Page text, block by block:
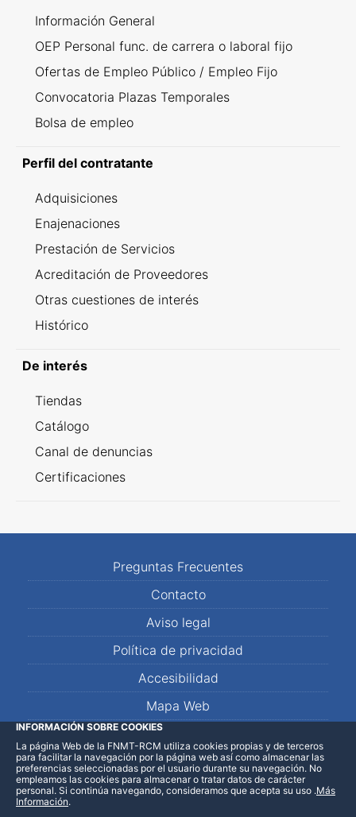
Información General
OEP Personal func. de carrera o laboral fijo
Ofertas de Empleo Público / Empleo Fijo
Convocatoria Plazas Temporales
Bolsa de empleo
Perfil del contratante
Adquisiciones
Enajenaciones
Prestación de Servicios
Acreditación de Proveedores
Otras cuestiones de interés
Histórico
De interés
Tiendas
Catálogo
Canal de denuncias
Certificaciones
Preguntas Frecuentes
Contacto
Aviso legal
Política de privacidad
Accesibilidad
Mapa Web
LinkedInFacebookWhatsApp
INFORMACIÓN SOBRE COOKIES
La página Web de la FNMT-RCM utiliza cookies propias y de terceros
para facilitar la navegación por la página web así como almacenar las
preferencias seleccionadas por el usuario durante su navegación. No
empleamos las cookies para almacenar o tratar datos de carácter
personal. Si continúa navegando, consideramos que acepta su uso .Más
Información.